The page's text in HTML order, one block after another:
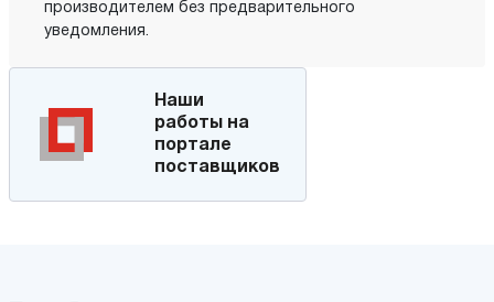
производителем без предварительного
уведомления.
Наши
работы на
портале
поставщиков